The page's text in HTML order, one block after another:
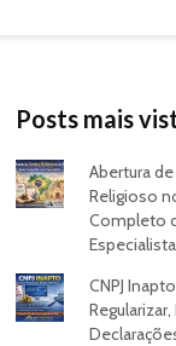
Posts mais
Abertura
Religioso
Completo
Especialista
CNPJ